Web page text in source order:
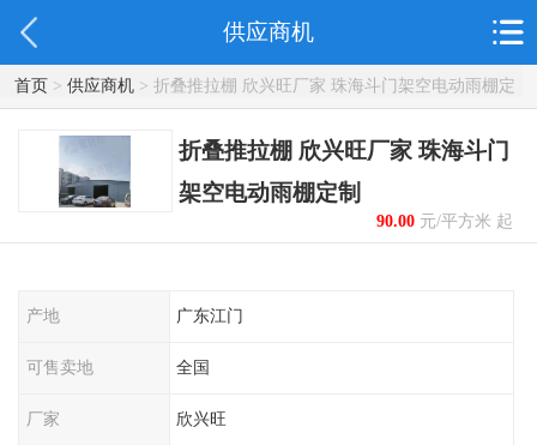
供应商机
首页> 供应商机> 折叠推拉棚 欣兴旺厂家 珠海斗门架空电动雨棚定
制
折叠推拉棚 欣兴旺厂家 珠海斗门
架空电动雨棚定制
90.00元/平方米 起
产地 广东江门
可售卖地 全国
厂家 欣兴旺